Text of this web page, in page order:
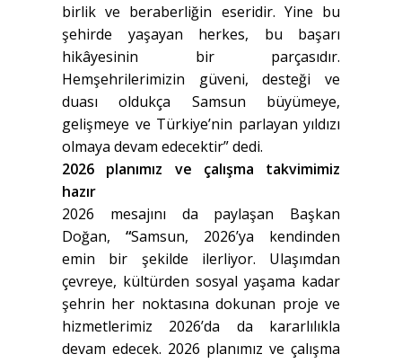
birlik ve beraberliğin eseridir. Yine bu
şehirde yaşayan herkes, bu başarı
hikâyesinin bir parçasıdır.
Hemşehrilerimizin güveni, desteği ve
duası oldukça Samsun büyümeye,
gelişmeye ve Türkiye’nin parlayan yıldızı
olmaya devam edecektir” dedi.
2026 planımız ve çalışma takvimimiz
hazır
2026 mesajını da paylaşan Başkan
Doğan, “Samsun, 2026’ya kendinden
emin bir şekilde ilerliyor. Ulaşımdan
çevreye, kültürden sosyal yaşama kadar
şehrin her noktasına dokunan proje ve
hizmetlerimiz 2026’da da kararlılıkla
devam edecek. 2026 planımız ve çalışma